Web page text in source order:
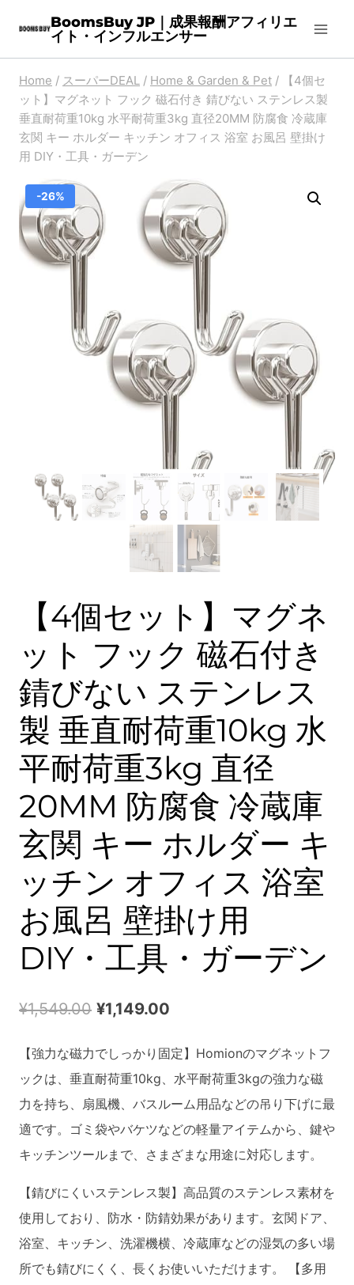
content
BoomsBuy JP｜成果報酬アフィリエ
イト・インフルエンサー
Home / スーパーDEAL / Home & Garden & Pet /
【4個セ
ット】マグネット フック 磁石付き 錆びない ステンレス製
垂直耐荷重10kg 水平耐荷重3kg 直径20MM 防腐食 冷蔵庫
玄関 キー ホルダー キッチン オフィス 浴室 お風呂 壁掛け
用 DIY・工具・ガーデン
-26%
【4個セット】マグネ
ット フック 磁石付き
錆びない ステンレス
製 垂直耐荷重10kg 水
平耐荷重3kg 直径
20MM 防腐食 冷蔵庫
玄関 キー ホルダー キ
ッチン オフィス 浴室
お風呂 壁掛け用
DIY・工具・ガーデン
¥1,549.00 Original
was:
¥1,549.00.
¥1,149.00
is:
¥1,149.00.
【強力な磁力でしっかり固定】Homionのマグネットフ
ックは、垂直耐荷重10kg、水平耐荷重3kgの強力な磁
力を持ち、扇風機、バスルーム用品などの吊り下げに最
適です。ゴミ袋やバケツなどの軽量アイテムから、鍵や
キッチンツールまで、さまざまな用途に対応します。
【錆びにくいステンレス製】高品質のステンレス素材を
使用しており、防水・防錆効果があります。玄関ドア、
浴室、キッチン、洗濯機横、冷蔵庫などの湿気の多い場
所でも錆びにくく、長くお使いいただけます。 【多用